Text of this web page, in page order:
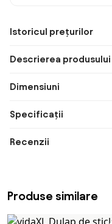
Istoricul prețurilor
Descrierea produsului
Dimensiuni
Specificații
Recenzii
Produse similare